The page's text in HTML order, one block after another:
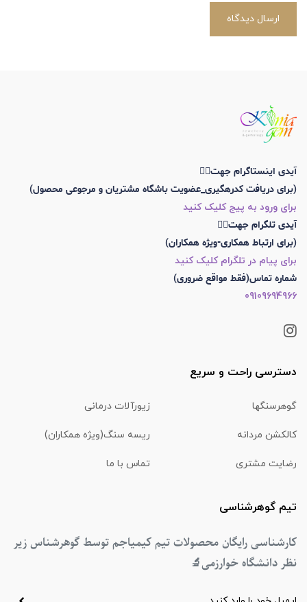
ارسال دیدگاه
آیدی اینستاگرام جهت👇🏼
(برای دریافت کدرهگیری_عضویت باشگاه مشتریان و مرجوعی محصول)
برای ورود به پیج کلیک کنید
آیدی تلگرام جهت👇🏼
(برای ارتباط همکاری-ویژه همکاران)
برای پیام در تلگرام کلیک کنید
شماره تماس(فقط مواقع ضروری)
09109694966
دسترسی راحت و سریع
گوهرسنگها زیورآلات درمانی
کالکشن مردانه ریسه سنگ(ویژه همکاران)
رضایت مشتری تماس با ما
تیم گوهرشناسی
کارشناسی رایگان محصولات تیم کیمیاجم توسط گوهرشناس زیر
نظر دانشگاه خوارزمی🔬